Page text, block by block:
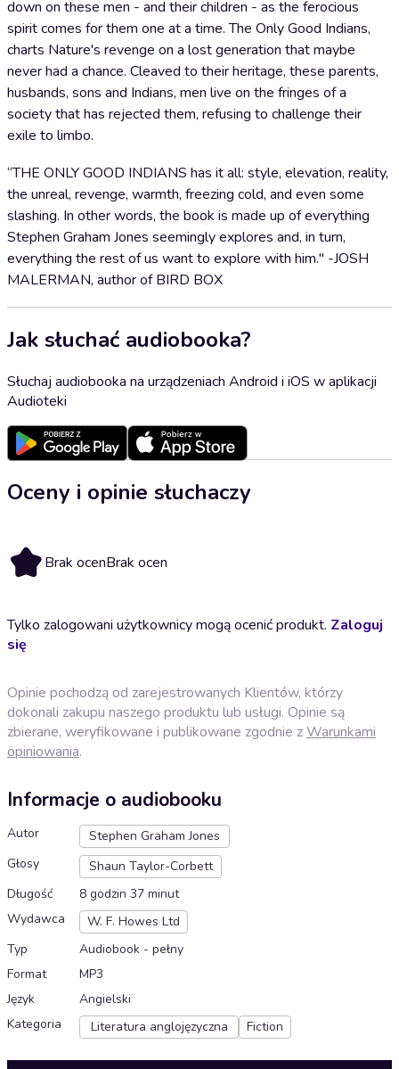
down on these men - and their children - as the ferocious
spirit comes for them one at a time. The Only Good Indians,
charts Nature's revenge on a lost generation that maybe
never had a chance. Cleaved to their heritage, these parents,
husbands, sons and Indians, men live on the fringes of a
society that has rejected them, refusing to challenge their
exile to limbo.
“THE ONLY GOOD INDIANS has it all: style, elevation, reality,
the unreal, revenge, warmth, freezing cold, and even some
slashing. In other words, the book is made up of everything
Stephen Graham Jones seemingly explores and, in turn,
everything the rest of us want to explore with him." -JOSH
MALERMAN, author of BIRD BOX
Jak słuchać audiobooka?
Słuchaj audiobooka na urządzeniach Android i iOS w aplikacji
Audioteki
Oceny i opinie słuchaczy
Brak ocenBrak ocen
Tylko zalogowani użytkownicy mogą ocenić produkt. Zaloguj
się
Opinie pochodzą od zarejestrowanych Klientów, którzy
dokonali zakupu naszego produktu lub usługi. Opinie są
zbierane, weryfikowane i publikowane zgodnie zWarunkami
opiniowania.
Informacje o audiobooku
Autor
Stephen Graham Jones
Głosy
Shaun Taylor-Corbett
Długość
8 godzin 37 minut
Wydawca
W. F. Howes Ltd
Typ
Audiobook - pełny
Format
MP3
Język
Angielski
Kategoria
Literatura anglojęzyczna Fiction